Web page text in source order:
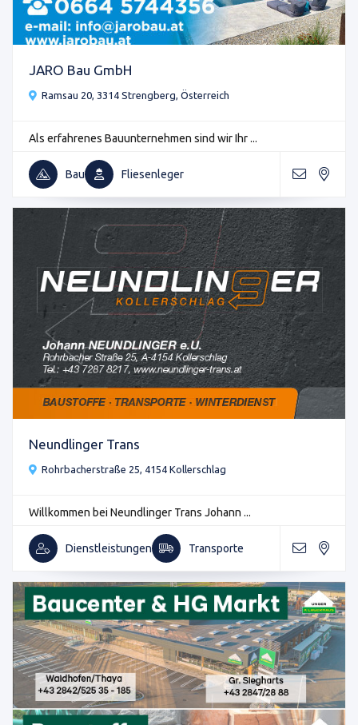
JARO Bau GmbH
Ramsau 20, 3314 Strengberg, Österreich
Als erfahrenes Bauunternehmen sind wir Ihr ...
Bau Fliesenleger
Neundlinger Trans
Rohrbacherstraße 25, 4154 Kollerschlag
Willkommen bei Neundlinger Trans Johann ...
Dienstleistungen Transporte